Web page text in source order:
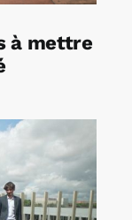
à mettre